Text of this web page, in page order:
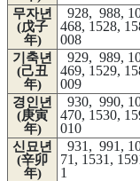
무자년
(戊子
年)
928, 988,
468, 1528,
008
기축년
(己丑
年)
929, 989,
469, 1529,
009
경인년
(庚寅
年)
930, 990,
470, 1530,
010
신묘년
(辛卯
年)
931, 991,
71, 1531,
1